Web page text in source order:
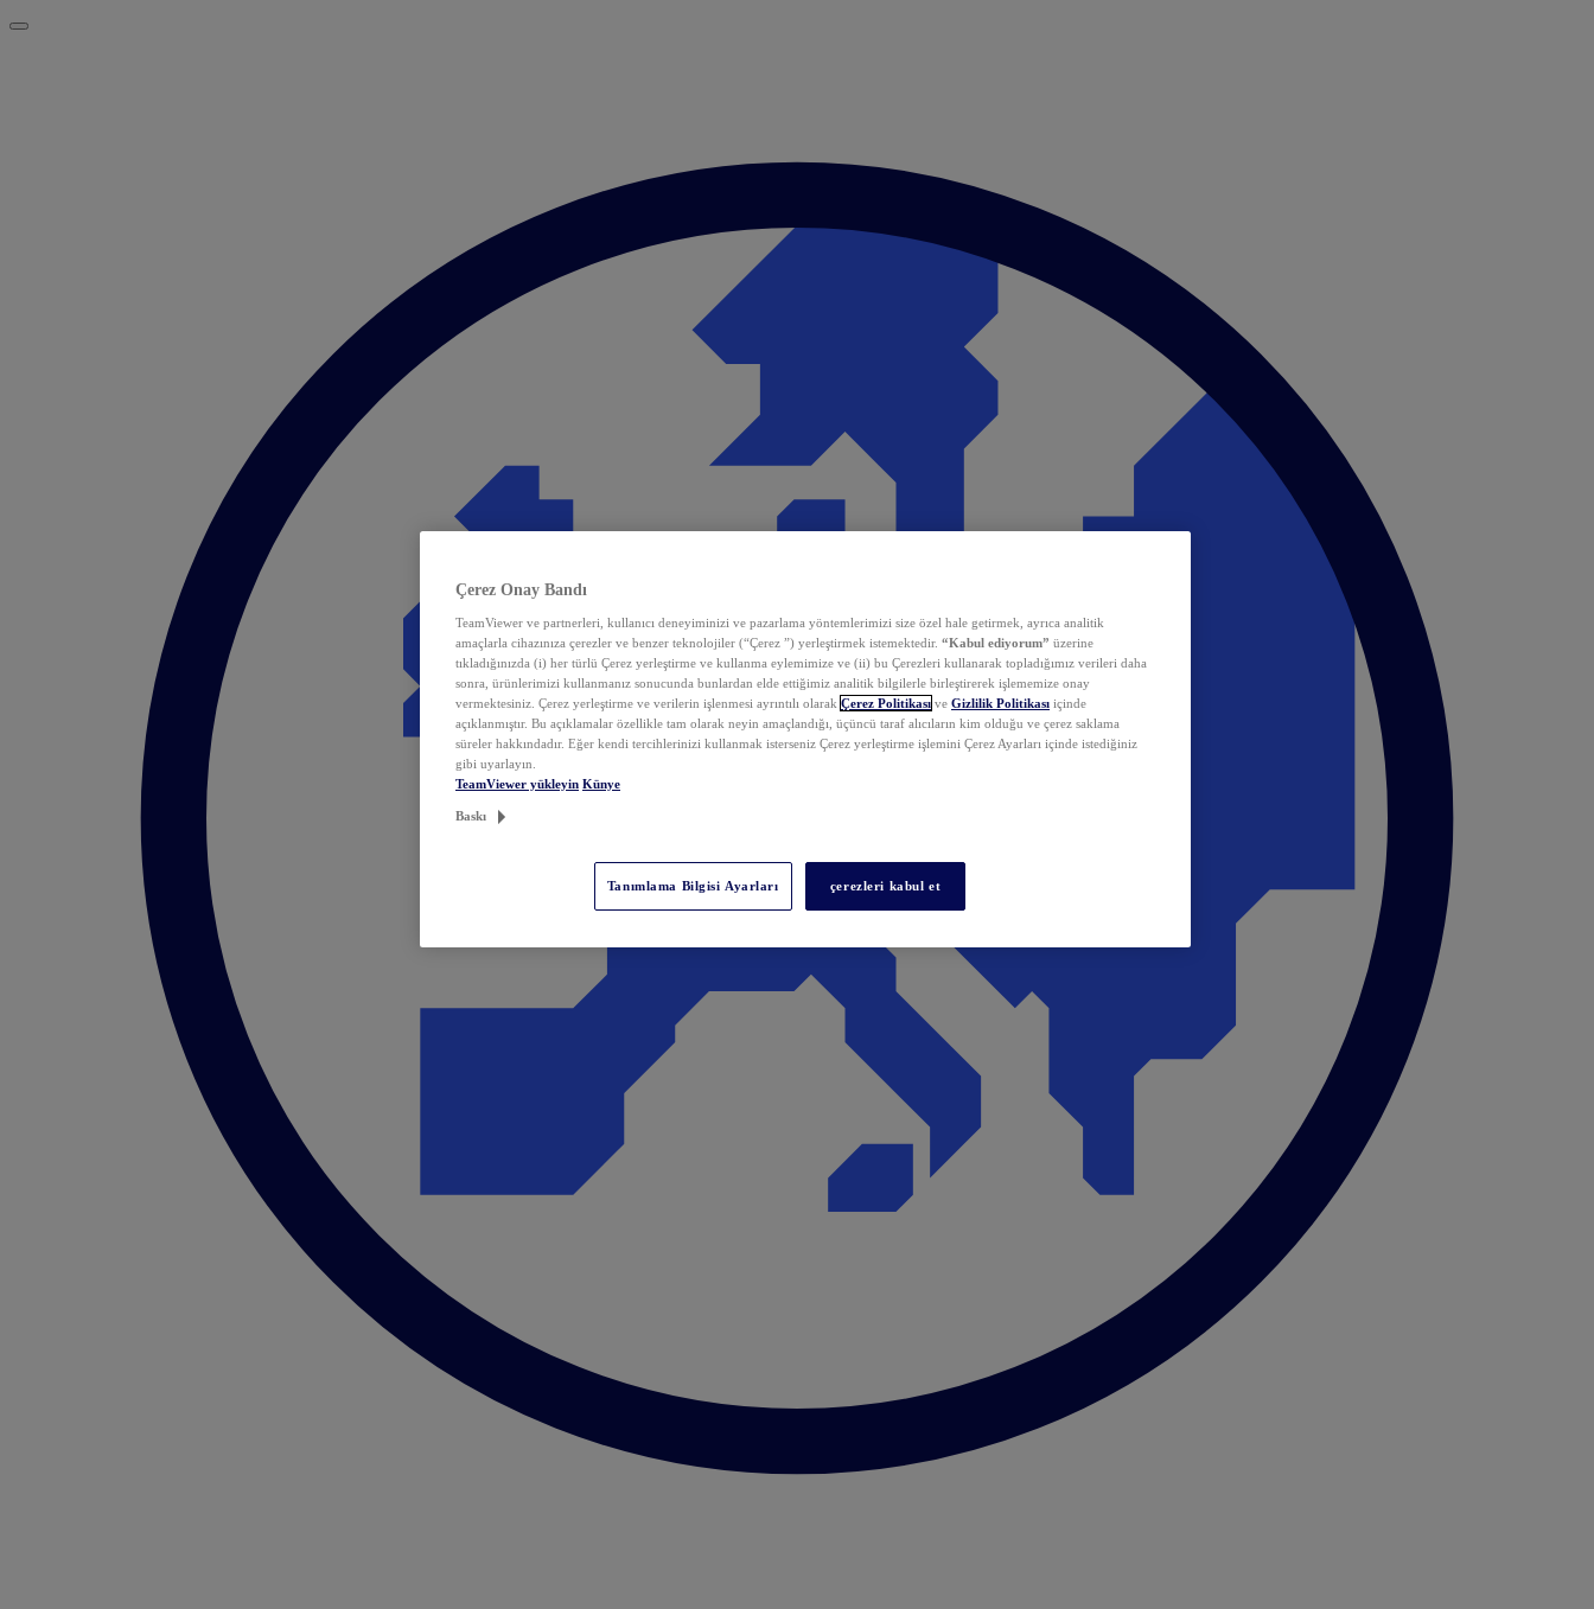
Çerez Onay Bandı
TeamViewer ve partnerleri, kullanıcı deneyiminizi ve pazarlama yöntemlerimizi size özel hale getirmek, ayrıca analitik
amaçlarla cihazınıza çerezler ve benzer teknolojiler (“Çerez ”) yerleştirmek istemektedir. “Kabul ediyorum” üzerine
tıkladığınızda (i) her türlü Çerez yerleştirme ve kullanma eylemimize ve (ii) bu Çerezleri kullanarak topladığımız verileri daha
sonra, ürünlerimizi kullanmanız sonucunda bunlardan elde ettiğimiz analitik bilgilerle birleştirerek işlememize onay
vermektesiniz. Çerez yerleştirme ve verilerin işlenmesi ayrıntılı olarak Çerez Politikası ve Gizlilik Politikası içinde
açıklanmıştır. Bu açıklamalar özellikle tam olarak neyin amaçlandığı, üçüncü taraf alıcıların kim olduğu ve çerez saklama
süreler hakkındadır. Eğer kendi tercihlerinizi kullanmak isterseniz Çerez yerleştirme işlemini Çerez Ayarları içinde istediğiniz
gibi uyarlayın.
TeamViewer yükleyin Künye
Baskı
Tanımlama Bilgisi Ayarları çerezleri kabul et